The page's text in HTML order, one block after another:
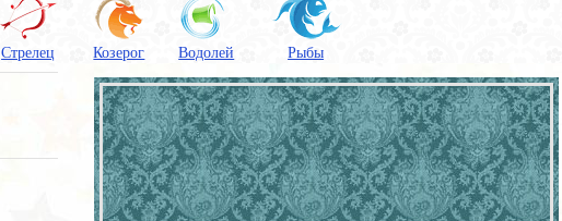
Стрелец Козерог Водолей Рыбы